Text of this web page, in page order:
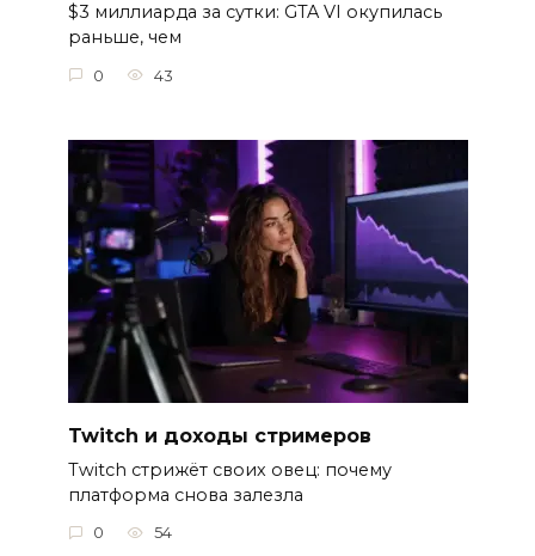
$3 миллиарда за сутки: GTA VI окупилась
раньше, чем
0 43
Twitch и доходы стримеров
Twitch стрижёт своих овец: почему
платформа снова залезла
0 54